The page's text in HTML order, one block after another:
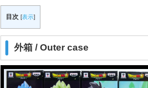
目次 [表示]
外箱 / Outer case